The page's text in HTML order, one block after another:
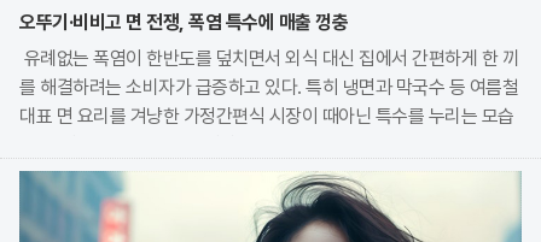
오뚜기·비비고 면 전쟁, 폭염 특수에 매출 껑충
유례없는 폭염이 한반도를 덮치면서 외식 대신 집에서 간편하게 한 끼
를 해결하려는 소비자가 급증하고 있다. 특히 냉면과 막국수 등 여름철
대표 면 요리를 겨냥한 가정간편식 시장이 때아닌 특수를 누리는 모습
앞세워 시장 점유율 확대에 박차를 가하고